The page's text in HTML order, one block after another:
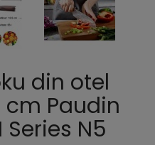
din otel
cm Paudin
Series N5